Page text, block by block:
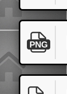
PNG